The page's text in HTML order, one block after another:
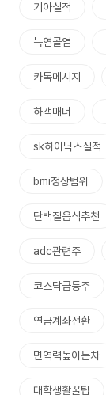
기아실적
늑연골염
카톡메시지
하객매너
sk하이닉스실적
bmi정상범위
단백질음식추천
adc관련주
코스닥급등주
연금계좌전환
면역력높이는차
대학생활꿀팁